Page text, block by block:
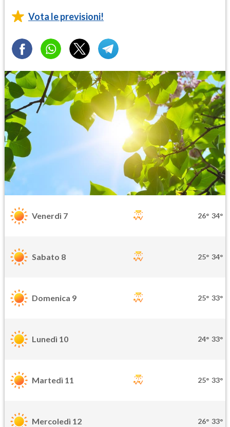
Vota le previsioni!
Venerdì 7 26° 34°
Sabato 8 25° 34°
Domenica 9 25° 33°
Lunedì 10 24° 33°
Martedì 11 25° 33°
Mercoledì 12 26° 33°